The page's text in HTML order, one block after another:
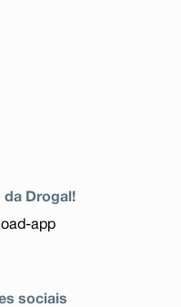
e, embora as
e segurança
e utilizado
da Drogal!
sociais